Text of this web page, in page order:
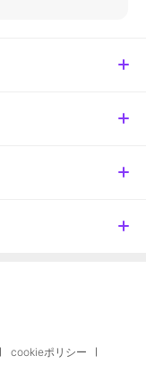
cookieポリシー